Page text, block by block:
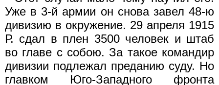
Уже в 3-й армии он снова завел 48-ю
дивизию в окружение. 29 апреля 1915
Р. сдал в плен 3500 человек и штаб
во главе с собою. За такое командир
диви­зии подлежал преданию суду. Но
главком Юго-Западного фронта